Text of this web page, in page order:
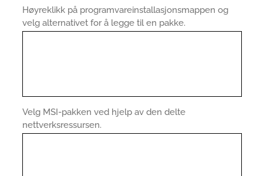
Høyreklikk på programvareinstallasjonsmappen og
velg alternativet for å legge til en pakke.
Velg MSI-pakken ved hjelp av den delte
nettverksressursen.